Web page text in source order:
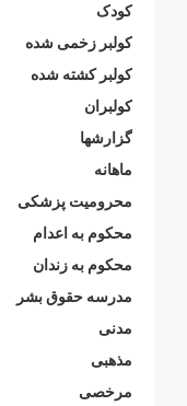
کودک
کولبر زخمی شدە
کولبر کشتە شدە
کولبران
گزارشها
ماهانە
محرومیت پزشکی
محکوم بە اعدام
محکوم بە زندان
مدرسە حقوق بشر
مدنی
مذهبی
مرخصی